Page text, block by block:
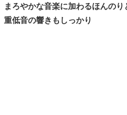
まろやかな音楽に加わるほんのり
重低音の響きもしっかり